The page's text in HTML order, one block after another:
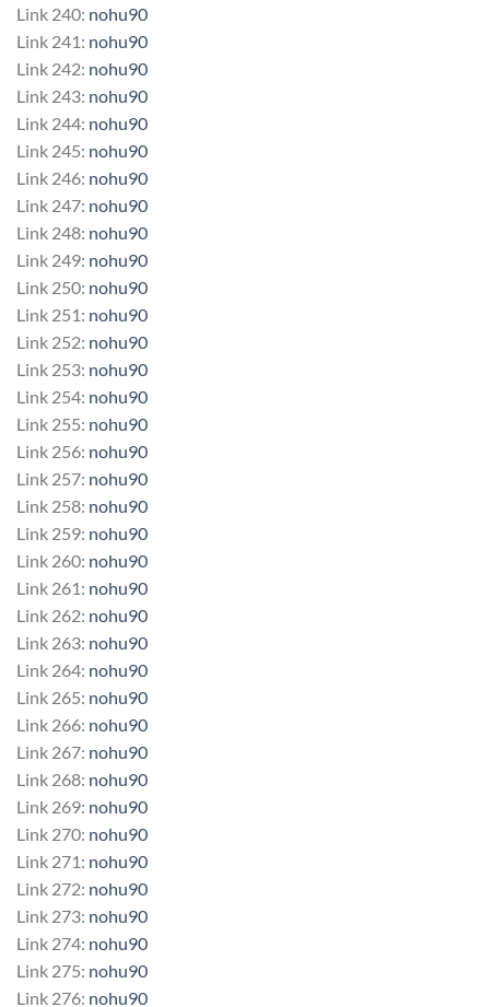
Link 240: nohu90
Link 241: nohu90
Link 242: nohu90
Link 243: nohu90
Link 244: nohu90
Link 245: nohu90
Link 246: nohu90
Link 247: nohu90
Link 248: nohu90
Link 249: nohu90
Link 250: nohu90
Link 251: nohu90
Link 252: nohu90
Link 253: nohu90
Link 254: nohu90
Link 255: nohu90
Link 256: nohu90
Link 257: nohu90
Link 258: nohu90
Link 259: nohu90
Link 260: nohu90
Link 261: nohu90
Link 262: nohu90
Link 263: nohu90
Link 264: nohu90
Link 265: nohu90
Link 266: nohu90
Link 267: nohu90
Link 268: nohu90
Link 269: nohu90
Link 270: nohu90
Link 271: nohu90
Link 272: nohu90
Link 273: nohu90
Link 274: nohu90
Link 275: nohu90
Link 276: nohu90